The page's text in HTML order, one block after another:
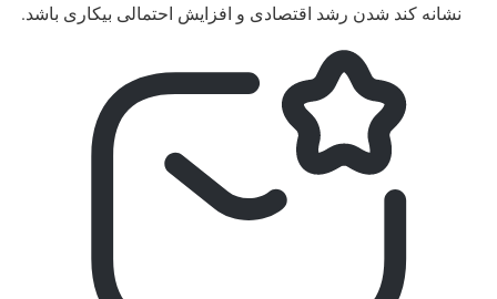
نشانه کند شدن رشد اقتصادی و افزایش احتمالی بیکاری باشد.